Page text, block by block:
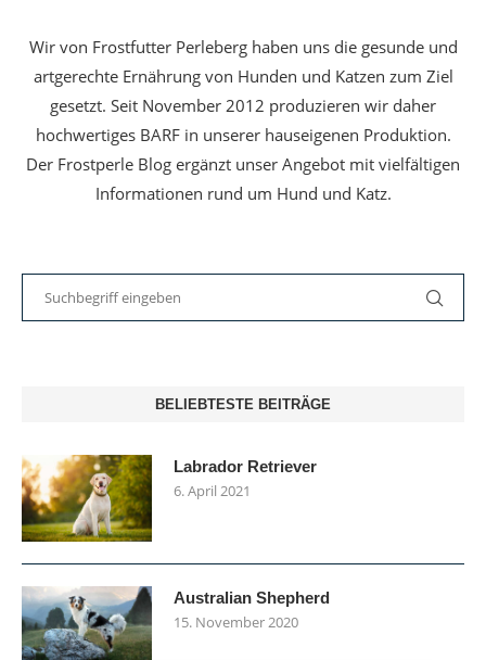
Wir von Frostfutter Perleberg haben uns die gesunde und
artgerechte Ernährung von Hunden und Katzen zum Ziel
gesetzt. Seit November 2012 produzieren wir daher
hochwertiges BARF in unserer hauseigenen Produktion.
Der Frostperle Blog ergänzt unser Angebot mit vielfältigen
Informationen rund um Hund und Katz.
BELIEBTESTE BEITRÄGE
Labrador Retriever
6. April 2021
Australian Shepherd
15. November 2020